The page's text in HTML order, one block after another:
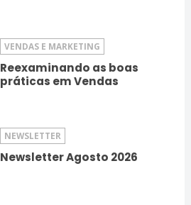
VENDAS E MARKETING
Reexaminando as boas
práticas em Vendas
NEWSLETTER
Newsletter Agosto 2026